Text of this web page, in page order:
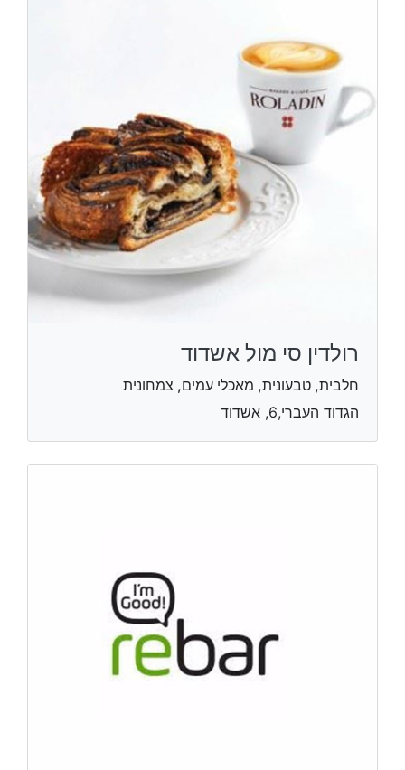
רולדין סי מול אשדוד
חלבית, טבעונית, מאכלי עמים, צמחונית
הגדוד העברי,6, אשדוד